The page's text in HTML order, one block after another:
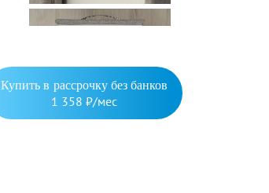
Купить в рассрочку без банков
1 358 ₽/мес